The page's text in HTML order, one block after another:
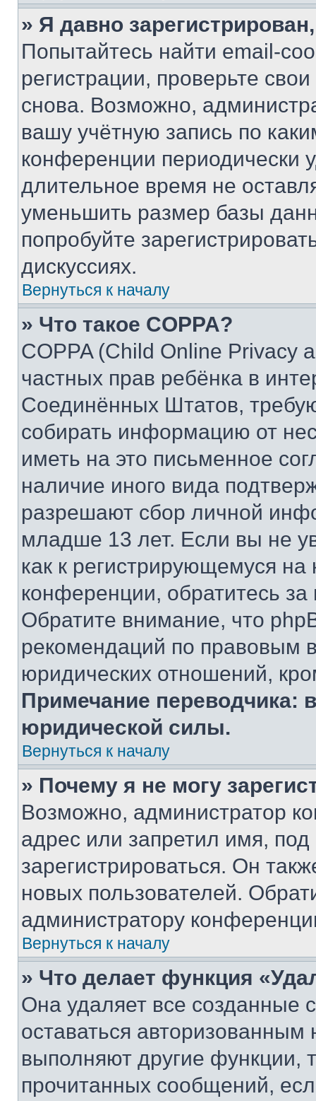
» Я давно
Попытайтесь найти email-
регистрации, проверьте
снова. Возможно,
вашу учётную запись по
конференции периодически
длительное время не
уменьшить размер базы
попробуйте
дискуссиях.
Вернуться к началу
» Что такое COPPA?
COPPA (Child Online Privacy
частных прав ребёнка в
Соединённых Штатов,
собирать информацию от
иметь на это письменное
наличие иного вида
разрешают сбор личной
младше 13 лет. Если вы не
как к регистрирующемуся
конференции, обратитесь
Обратите внимание, что
рекомендаций по правовым
юридических отношений,
Примечание переводчика:
юридической силы.
Вернуться к началу
» Почему я не могу
Возможно, администратор
адрес или запретил имя,
зарегистрироваться. Он
новых пользователей.
администратору
Вернуться к началу
» Что делает функция
Она удаляет все созданные
оставаться
выполняют другие функции,
прочитанных сообщений,